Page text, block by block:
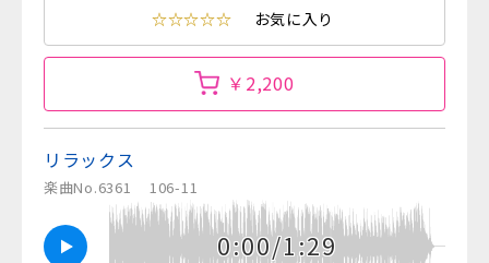
☆☆☆☆☆ お気に入り
￥2,200
リラックス
楽曲No.6361 106-11
0:00/1:29